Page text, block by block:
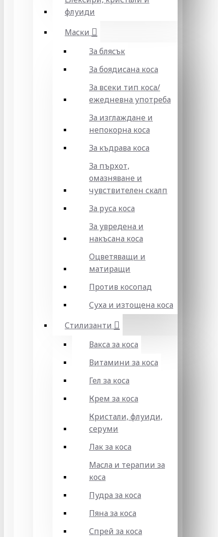
флуиди
Маски
За блясък
За боядисана коса
За всеки тип коса/
ежедневна употреба
За изглаждане и
непокорна коса
За къдрава коса
За пърхот,
омазняване и
чувствителен скалп
За руса коса
За увредена и
накъсана коса
Оцветяващи и
матиращи
Против косопад
Суха и изтощена коса
Стилизанти
Вакса за коса
Витамини за коса
Гел за коса
Крем за коса
Кристали, флуиди,
серуми
Лак за коса
Масла и терапии за
коса
Пудра за коса
Пяна за коса
Спрей за коса